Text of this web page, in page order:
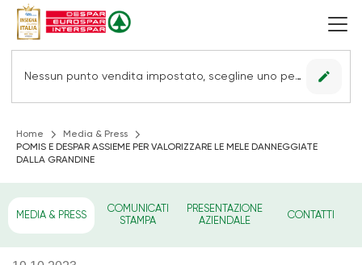
Nessun punto vendita impostato, scegline uno per vedere le offerte. edit
Home
Media & Press
POMIS E DESPAR ASSIEME PER VALORIZZARE LE MELE DANNEGGIATE
DALLA GRANDINE
MEDIA & PRESS
COMUNICATI
STAMPA
PRESENTAZIONE
AZIENDALE
CONTATTI